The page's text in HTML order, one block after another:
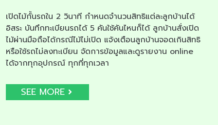
เปิดไม้กั้นรถใน 2 วินาที กำหนดจำนวนสิทธิแต่ละลูกบ้านได้
อิสระ บันทึกทะเบียนรถได้ 5 คันใช้คันไหนก็ได้ ลูกบ้านสั่งเปิด
ไม้ผ่านมือถือได้กรณีไม้ไม่เปิด แจ้งเตือนลูกบ้านจอดเกินสิทธิ
หรือใช้รถไม่ลงทะเบียน จัดการข้อมูลและดูรายงาน online
ได้จากทุกอุปกรณ์ ทุกที่ทุกเวลา
SEE MORE